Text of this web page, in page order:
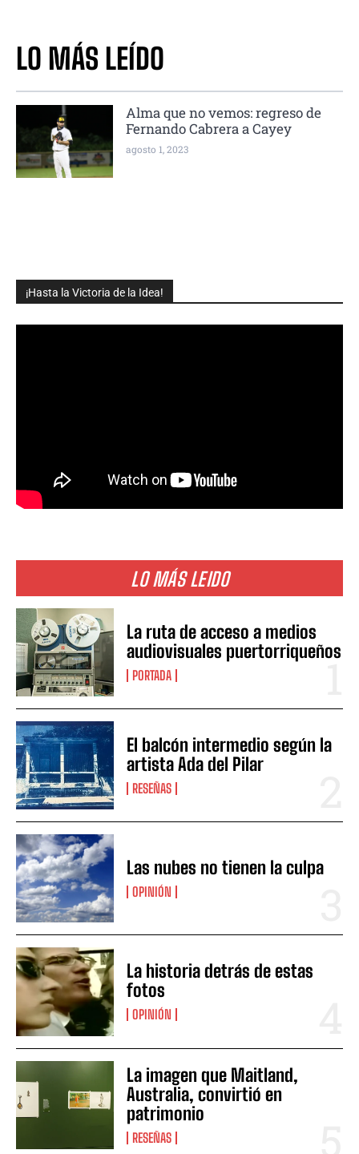
¡Hasta la Victoria de la Idea!
LO MÁS LEIDO
La ruta de acceso a medios
audiovisuales puertorriqueños
PORTADA
El balcón intermedio según la
artista Ada del Pilar
RESEÑAS
Las nubes no tienen la culpa
OPINIÓN
La historia detrás de estas
fotos
OPINIÓN
La imagen que Maitland,
Australia, convirtió en
patrimonio
RESEÑAS
LO MÁS LEÍDO
Alma que no vemos: regreso de
Fernando Cabrera a Cayey
agosto 1, 2023